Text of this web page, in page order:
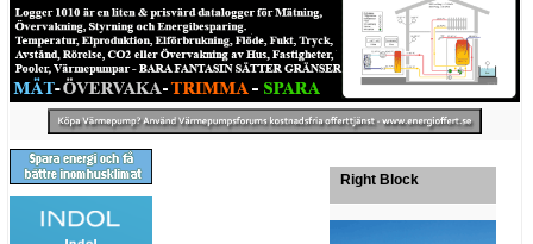
Right Block